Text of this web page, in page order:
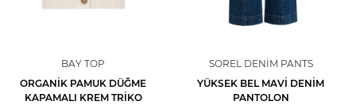
BAY TOP
ORGANIK PAMUK DÜĞME
KAPAMALI KREM TRIKO
SOREL DENIM PANTS
YÜKSEK BEL MAVI DENIM
PANTOLON